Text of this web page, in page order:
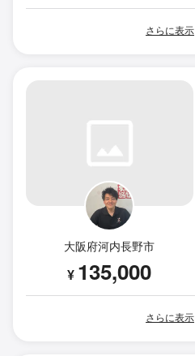
さらに表示
大阪府河内長野市
¥ 135,000
さらに表示